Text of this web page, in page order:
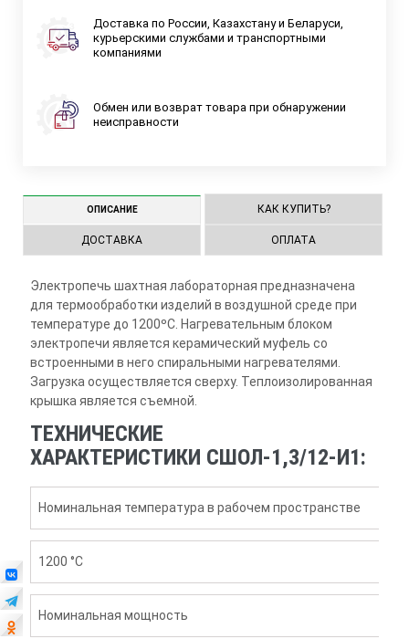
Доставка по России, Казахстану и Беларуси,
курьерскими службами и транспортными
компаниями
Обмен или возврат товара при обнаружении
неисправности
ОПИСАНИЕ КАК КУПИТЬ?
ДОСТАВКА ОПЛАТА
Электропечь шахтная лабораторная предназначена
для термообработки изделий в воздушной среде при
температуре до 1200ºС. Нагревательным блоком
электропечи является керамический муфель со
встроенными в него спиральными нагревателями.
Загрузка осуществляется сверху. Теплоизолированная
крышка является съемной.
ТЕХНИЧЕСКИЕ
ХАРАКТЕРИСТИКИ СШОЛ-1,3/12-И1:
Номинальная температура в рабочем пространстве
1200 °С
Номинальная мощность